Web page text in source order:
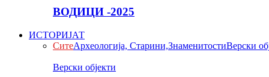
ВОДИЦИ -2025
ИСТОРИЈАТ
СитеАрхеологија, Старини,ЗнаменитостиВерски
Верски објекти